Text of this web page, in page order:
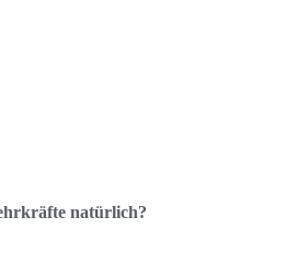
natürlich?